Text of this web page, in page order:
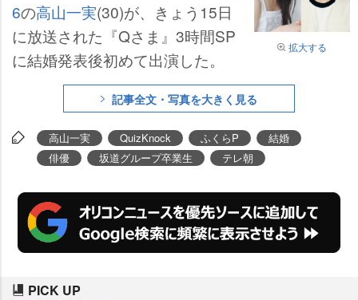
拡大する
6の高山一実(30)が、きょう15日
に放送された『Qさま』3時間SP
に結婚発表後初めて出演した。
記事全文・写真を大きく見る
高山一実 QuizKnock ふくらP
結婚
俳優
坂道グループ卒業生 テレ朝
PICK UP